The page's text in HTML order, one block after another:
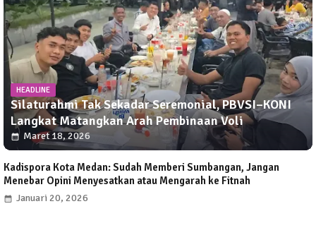
HEADLINE
Silaturahmi Tak Sekadar Seremonial, PBVSI–KONI
Langkat Matangkan Arah Pembinaan Voli
Maret 18, 2026
Kadispora Kota Medan: Sudah Memberi Sumbangan, Jangan
Menebar Opini Menyesatkan atau Mengarah ke Fitnah
Januari 20, 2026